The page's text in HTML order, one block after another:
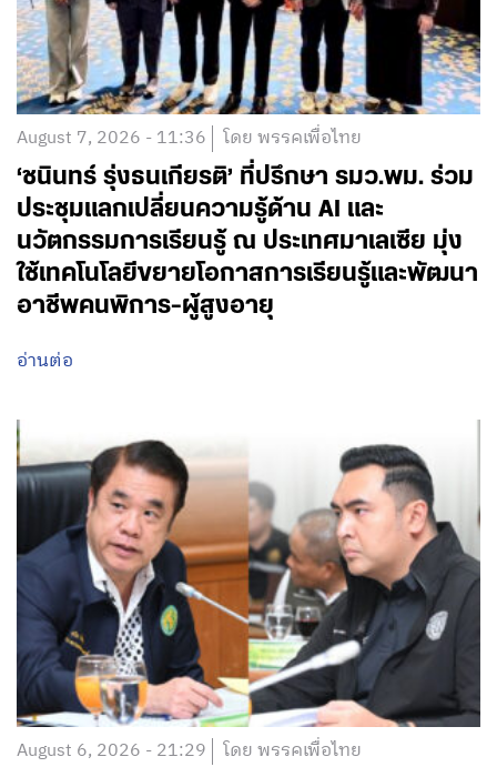
August 7, 2026 - 11:36 โดย พรรคเพื่อไทย
‘ชนินทร์ รุ่งธนเกียรติ’ ที่ปรึกษา รมว.พม. ร่วม
ประชุมแลกเปลี่ยนความรู้ด้าน AI และ
นวัตกรรมการเรียนรู้ ณ ประเทศมาเลเซีย มุ่ง
ใช้เทคโนโลยีขยายโอกาสการเรียนรู้และพัฒนา
อาชีพคนพิการ-ผู้สูงอายุ
อ่านต่อ
August 6, 2026 - 21:29 โดย พรรคเพื่อไทย